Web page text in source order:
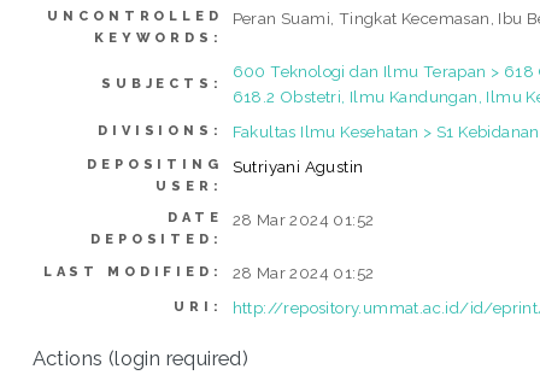
UNCONTROLLED
KEYWORDS:
Peran Suami, Tingkat Kecemasan, Ibu
SUBJECTS:
600 Teknologi dan Ilmu Terapan > 618
618.2 Obstetri, Ilmu Kandungan, Ilmu
DIVISIONS: Fakultas Ilmu Kesehatan > S1 Kebidanan
DEPOSITING
USER:
Sutriyani Agustin
DATE
DEPOSITED:
28 Mar 2024 01:52
LAST MODIFIED: 28 Mar 2024 01:52
URI: http://repository.ummat.ac.id/id/
Actions (login required)